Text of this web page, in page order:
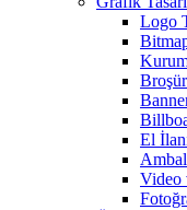
Logo
Broşür
El
Video